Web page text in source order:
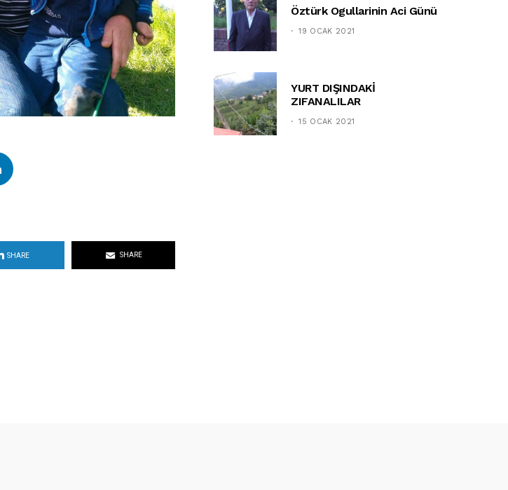
SHARE SHARE
Öztürk Ogullarinin Aci Günü
19 OCAK 2021
YURT DIŞINDAKİ
ZIFANALILAR
15 OCAK 2021